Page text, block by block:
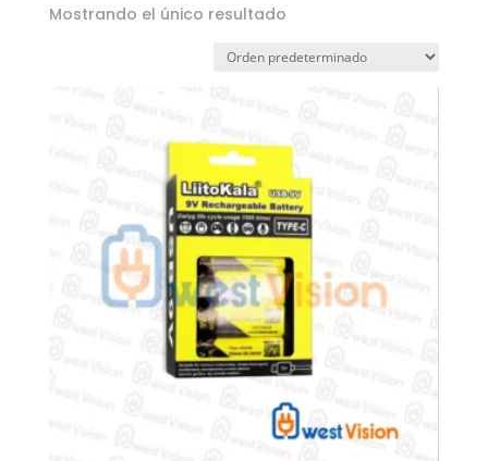
Mostrando el único resultado